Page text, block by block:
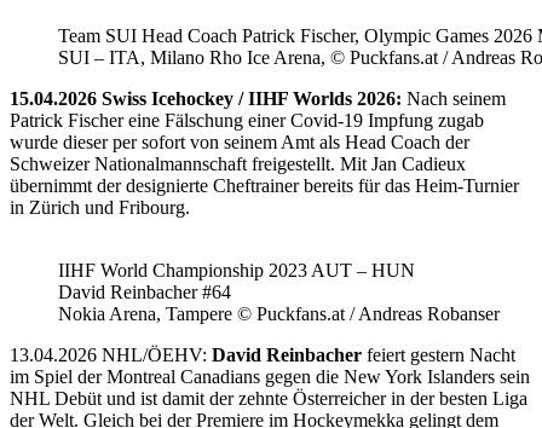
Team SUI Head Coach Patrick Fischer, Olympic Games 2026
SUI – ITA, Milano Rho Ice Arena, © Puckfans.at / Andreas
15.04.2026 Swiss Icehockey / IIHF Worlds 2026: Nach seinem
Patrick Fischer eine Fälschung einer Covid-19 Impfung zugab
wurde dieser per sofort von seinem Amt als Head Coach der
Schweizer Nationalmannschaft freigestellt. Mit Jan Cadieux
übernimmt der designierte Cheftrainer bereits für das Heim-Turnier
in Zürich und Fribourg.
IIHF World Championship 2023 AUT – HUN
David Reinbacher #64
Nokia Arena, Tampere © Puckfans.at / Andreas Robanser
13.04.2026 NHL/ÖEHV: David Reinbacher feiert gestern Nacht
im Spiel der Montreal Canadians gegen die New York Islanders sein
NHL Debüt und ist damit der zehnte Österreicher in der besten Liga
der Welt. Gleich bei der Premiere im Hockeymekka gelingt dem